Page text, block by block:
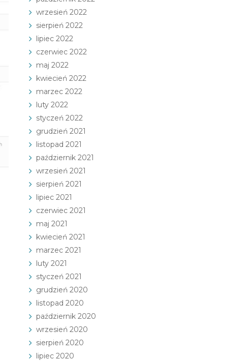
wrzesień 2022
sierpień 2022
lipiec 2022
czerwiec 2022
maj 2022
kwiecień 2022
marzec 2022
luty 2022
styczeń 2022
grudzień 2021
listopad 2021
październik 2021
wrzesień 2021
sierpień 2021
lipiec 2021
czerwiec 2021
maj 2021
kwiecień 2021
marzec 2021
luty 2021
styczeń 2021
grudzień 2020
listopad 2020
październik 2020
wrzesień 2020
sierpień 2020
lipiec 2020